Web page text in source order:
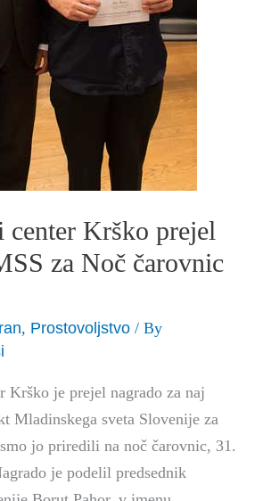
Krško prejel
za Noč čarovnic
, Prostovoljstvo / By
Krško je prejel nagrado za naj
Mladinskega sveta Slovenije za
jo priredili na noč čarovnic, 31.
je podelil predsednik